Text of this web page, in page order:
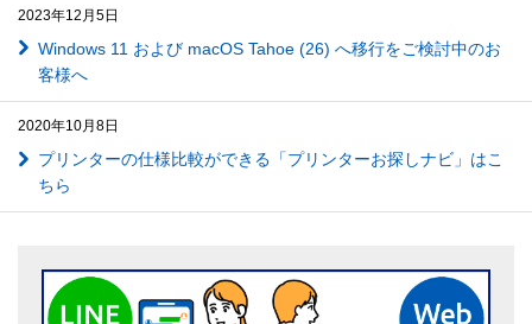
2023年12月5日
Windows 11 および macOS Tahoe (26) へ移行をご検討中のお
客様へ
2020年10月8日
プリンターの仕様比較ができる「プリンターお探しナビ」はこ
ちら